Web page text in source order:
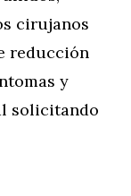
cirujanos
reducción
y
solicitando